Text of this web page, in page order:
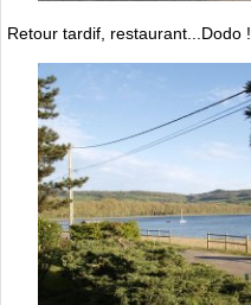
Retour tardif, restaurant...Dodo !